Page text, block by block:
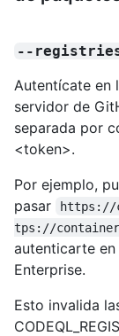
--
Autentícate en
servidor de
separada por
<token>.
Por ejemplo,
pasar
https://
tps://
autenticarte
Enterprise.
Esto invalida